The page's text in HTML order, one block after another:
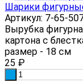
Шарики
Артикул: 7-65-
Вырубка
картона с
размер - 18 см
25 ₽